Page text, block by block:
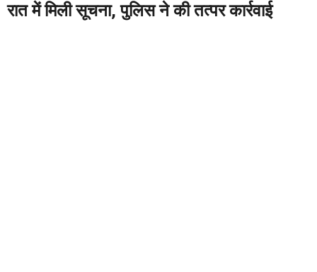
रात में मिली सूचना, पुलिस ने की तत्पर कार्रवाई